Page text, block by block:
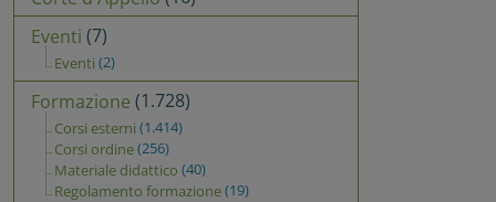
Eventi (7)
Eventi (2)
Formazione (1.728)
Corsi esterni (1.414)
Corsi ordine(256)
Materiale didattico (40)
Regolamento formazione(19)